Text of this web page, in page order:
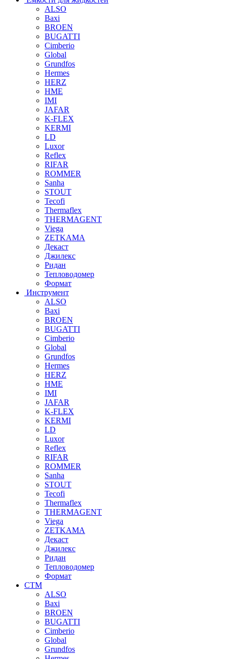
ALSO
Baxi
BROEN
BUGATTI
Cimberio
Global
Grundfos
Hermes
HERZ
HME
IMI
JAFAR
K-FLEX
KERMI
LD
Luxor
Reflex
RIFAR
ROMMER
Sanha
STOUT
Tecofi
Thermaflex
THERMAGENT
Viega
ZETKAMA
Декаст
Джилекс
Ридан
Тепловодомер
Формат
Инструмент
ALSO
Baxi
BROEN
BUGATTI
Cimberio
Global
Grundfos
Hermes
HERZ
HME
IMI
JAFAR
K-FLEX
KERMI
LD
Luxor
Reflex
RIFAR
ROMMER
Sanha
STOUT
Tecofi
Thermaflex
THERMAGENT
Viega
ZETKAMA
Декаст
Джилекс
Ридан
Тепловодомер
Формат
СТМ
ALSO
Baxi
BROEN
BUGATTI
Cimberio
Global
Grundfos